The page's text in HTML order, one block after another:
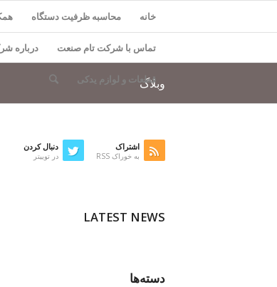
خانه محاسبه ظرفیت دستگاه
تماس با شرکت تام صنعت درباره
قطعات و لوازم یدکی
وبلاگ
دنبال کردن
در توییتر
اشتراک
به خوراک RSS
LATEST NEWS
دسته‌ها